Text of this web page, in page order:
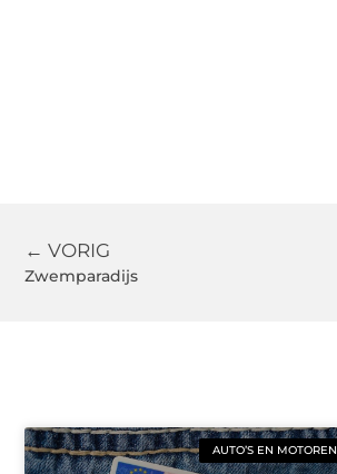
← VORIG
Zwemparadijs
AUTO’S EN MOTOREN